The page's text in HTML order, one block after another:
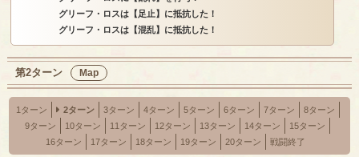
グリーフ・ロスは【足止】に抵抗した！
グリーフ・ロスは【混乱】に抵抗した！
第2ターン Map
1ターン 2ターン 3ターン 4ターン 5ターン 6ターン 7ターン
8ターン
9ターン
10ターン 11ターン 12ターン 13ターン 14ターン
15ターン
16ターン
17ターン 18ターン 19ターン 20ターン 戦闘終了